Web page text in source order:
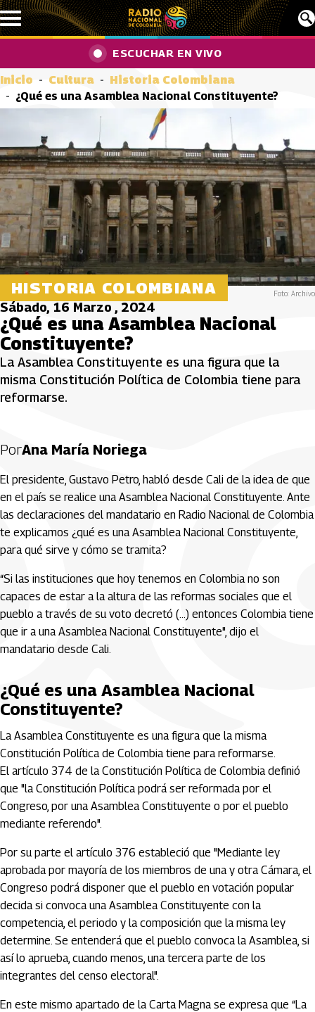
Pasar al contenido principal
ESCUCHAR EN VIVO
Inicio Cultura
Historia Colombiana
¿Qué es una Asamblea Nacional Constituyente?
HISTORIA COLOMBIANA Foto: Archivo
Sábado, 16 Marzo , 2024
¿Qué es una Asamblea Nacional
Constituyente?
La Asamblea Constituyente es una figura que la
misma Constitución Política de Colombia tiene para
reformarse.
PorAna María Noriega
El presidente, Gustavo Petro, habló desde Cali de la idea de que
en el país se realice una Asamblea Nacional Constituyente. Ante
las declaraciones del mandatario en Radio Nacional de Colombia
te explicamos ¿qué es una Asamblea Nacional Constituyente,
para qué sirve y cómo se tramita?
“Si las instituciones que hoy tenemos en Colombia no son
capaces de estar a la altura de las reformas sociales que el
pueblo a través de su voto decretó (...) entonces Colombia tiene
que ir a una Asamblea Nacional Constituyente", dijo el
mandatario desde Cali.
¿Qué es una Asamblea Nacional
Constituyente?
La Asamblea Constituyente es una figura que la misma
Constitución Política de Colombia tiene para reformarse.
El artículo 374 de la Constitución Política de Colombia definió
que "la Constitución Política podrá ser reformada por el
Congreso, por una Asamblea Constituyente o por el pueblo
mediante referendo".
Por su parte el artículo 376 estableció que "Mediante ley
aprobada por mayoría de los miembros de una y otra Cámara, el
Congreso podrá disponer que el pueblo en votación popular
decida si convoca una Asamblea Constituyente con la
competencia, el periodo y la composición que la misma ley
determine. Se entenderá que el pueblo convoca la Asamblea, si
así lo aprueba, cuando menos, una tercera parte de los
integrantes del censo electoral".
En este mismo apartado de la Carta Magna se expresa que “La